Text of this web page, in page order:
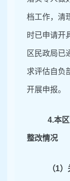
档工作，清
时已申请开
区民政局已
求评估自负
开展申报。
4.本区
整改情况
（1）